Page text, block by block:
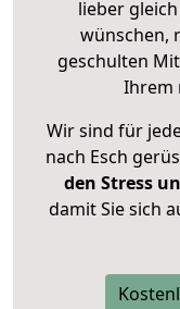
lieber
wünschen,
geschulten
Ihrem
Wir sind für
nach Esch
den Stress
damit Sie sich